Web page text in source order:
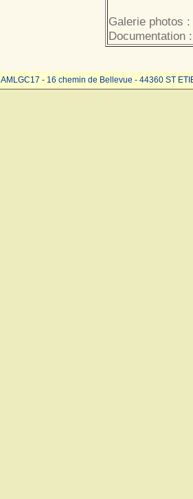
Galerie photos :
Documentation :
AMLGC17 - 16 chemin de Bellevue - 44360 ST